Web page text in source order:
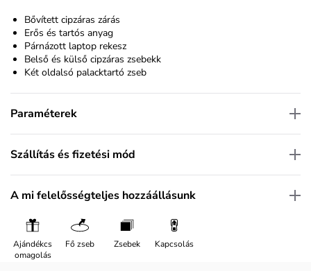
Bővített cipzáras zárás
Erős és tartós anyag
Párnázott laptop rekesz
Belső és külső cipzáras zsebekk
Két oldalsó palacktartó zseb
Paraméterek
Szállítás és fizetési mód
A mi felelősségteljes hozzáállásunk
Ajándékcs
omagolás
Fő zseb Zsebek Kapcsolás